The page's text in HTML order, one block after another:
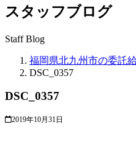
スタッフブログ
Staff Blog
福岡県北九州市の委託
DSC_0357
DSC_0357
2019年10月31日